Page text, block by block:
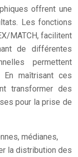
offrent une
Les fonctions
MATCH, facilitent
de différentes
permettent
En maîtrisant ces
transformer des
pour la prise de
médianes,
la distribution des